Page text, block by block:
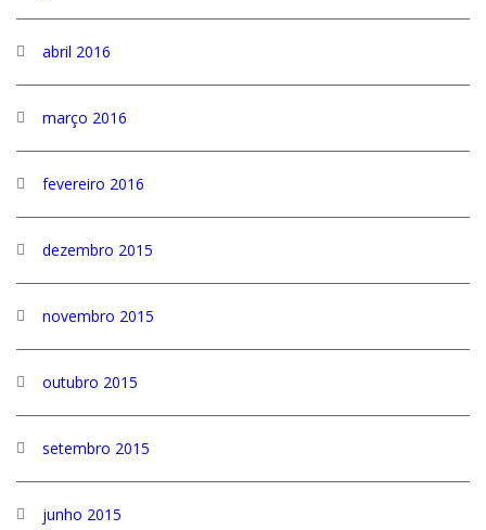
abril 2016
março 2016
fevereiro 2016
dezembro 2015
novembro 2015
outubro 2015
setembro 2015
junho 2015